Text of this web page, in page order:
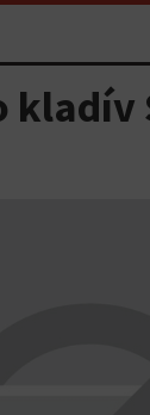
kladív